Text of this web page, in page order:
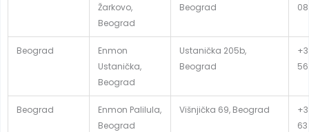
Žarkovo,
Beograd
Beograd
Beograd
Enmon
Ustanička,
Beograd
Ustanička 205b,
Beograd
Beograd
Enmon Palilula,
Beograd
Višnjička 69, Beograd